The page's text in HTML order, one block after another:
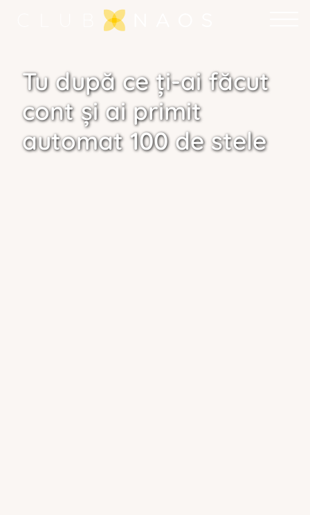
Tu după ce ți-ai făcut
cont și ai primit
automat 100 de stele